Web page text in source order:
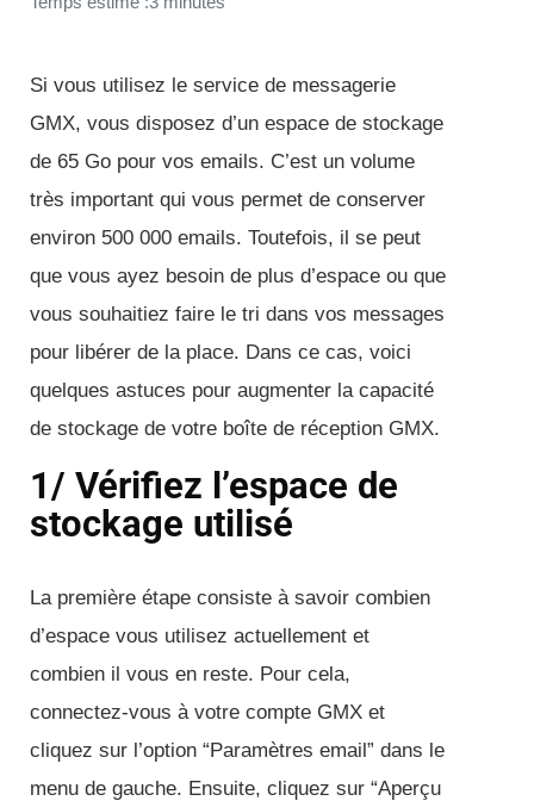
Si vous utilisez le service de messagerie
GMX, vous disposez d’un espace de stockage
de 65 Go pour vos emails. C’est un volume
très important qui vous permet de conserver
environ 500 000 emails. Toutefois, il se peut
que vous ayez besoin de plus d’espace ou que
vous souhaitiez faire le tri dans vos messages
pour libérer de la place. Dans ce cas, voici
quelques astuces pour augmenter la capacité
de stockage de votre boîte de réception GMX.
1/ Vérifiez l’espace de
stockage utilisé
La première étape consiste à savoir combien
d’espace vous utilisez actuellement et
combien il vous en reste. Pour cela,
connectez-vous à votre compte GMX et
cliquez sur l’option “Paramètres email” dans le
menu de gauche. Ensuite, cliquez sur “Aperçu